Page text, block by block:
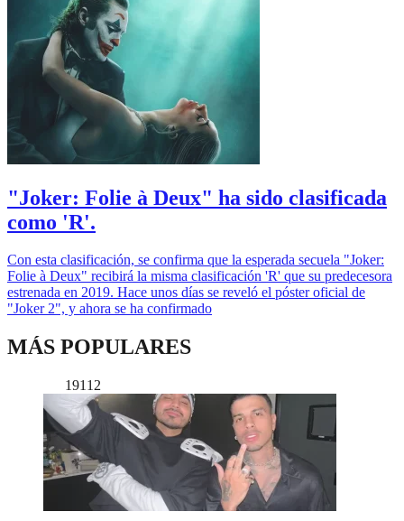
"Joker: Folie à Deux" ha sido clasificada
como 'R'.
Con esta clasificación, se confirma que la esperada secuela "Joker:
Folie à Deux" recibirá la misma clasificación 'R' que su predecesora
estrenada en 2019. Hace unos días se reveló el póster oficial de
"Joker 2", y ahora se ha confirmado
MÁS POPULARES
19112